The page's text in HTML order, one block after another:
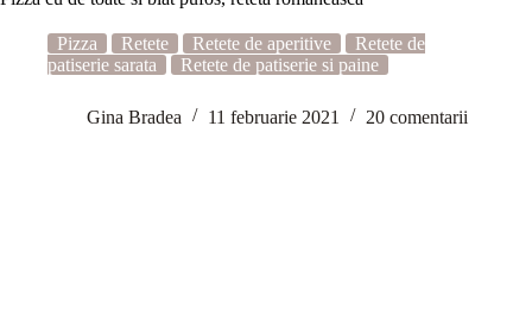
Pizza Retete Retete de aperitive
Retete de
patiserie sarata
Retete de patiserie si paine
Gina Bradea 11 februarie 2021 20 comentarii